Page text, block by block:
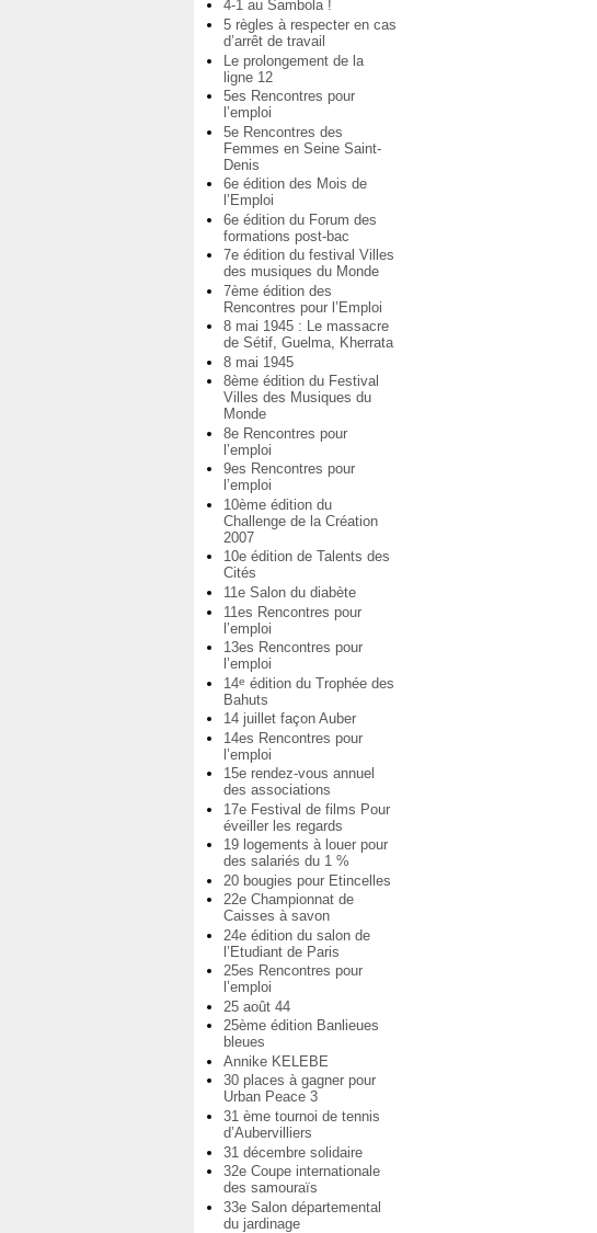
4-1 au Sambola !
5 règles à respecter en cas
d’arrêt de travail
Le prolongement de la
ligne 12
5es Rencontres pour
l’emploi
5e Rencontres des
Femmes en Seine Saint-
Denis
6e édition des Mois de
l’Emploi
6e édition du Forum des
formations post-bac
7e édition du festival Villes
des musiques du Monde
7ème édition des
Rencontres pour l’Emploi
8 mai 1945 : Le massacre
de Sétif, Guelma, Kherrata
8 mai 1945
8ème édition du Festival
Villes des Musiques du
Monde
8e Rencontres pour
l’emploi
9es Rencontres pour
l’emploi
10ème édition du
Challenge de la Création
2007
10e édition de Talents des
Cités
11e Salon du diabète
11es Rencontres pour
l’emploi
13es Rencontres pour
l’emploi
14e édition du Trophée des
Bahuts
14 juillet façon Auber
14es Rencontres pour
l’emploi
15e rendez-vous annuel
des associations
17e Festival de films Pour
éveiller les regards
19 logements à louer pour
des salariés du 1 %
20 bougies pour Etincelles
22e Championnat de
Caisses à savon
24e édition du salon de
l’Etudiant de Paris
25es Rencontres pour
l’emploi
25 août 44
25ème édition Banlieues
bleues
Annike KELEBE
30 places à gagner pour
Urban Peace 3
31 ème tournoi de tennis
d’Aubervilliers
31 décembre solidaire
32e Coupe internationale
des samouraïs
33e Salon départemental
du jardinage